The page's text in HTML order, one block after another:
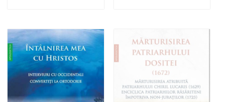
Add to cart Add to wish list Add to cart Add to wish list